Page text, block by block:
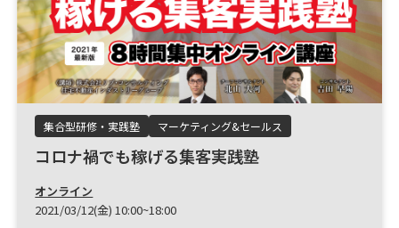
集合型研修・実践塾 マーケティング&セールス
コロナ禍でも稼げる集客実践塾
オンライン
2021/03/12(金) 10:00~18:00